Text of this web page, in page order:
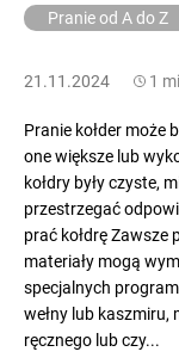
Pranie od A do Z
21.11.2024 1
Pranie kołder może
one większe lub
kołdry były czyste,
przestrzegać
prać kołdrę Zawsze
materiały mogą
specjalnych
wełny lub kaszmiru,
ręcznego lub czy...